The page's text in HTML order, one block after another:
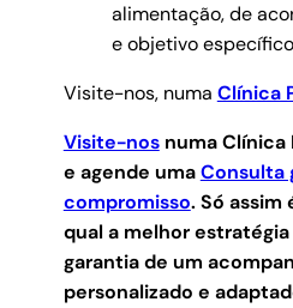
alimentação, de
e objetivo
Visite-nos, numa Clínica
Visite-nosnuma Clínica
e agende umaConsulta
compromisso. Só assim
qual a melhor
garantia de um
personalizado e